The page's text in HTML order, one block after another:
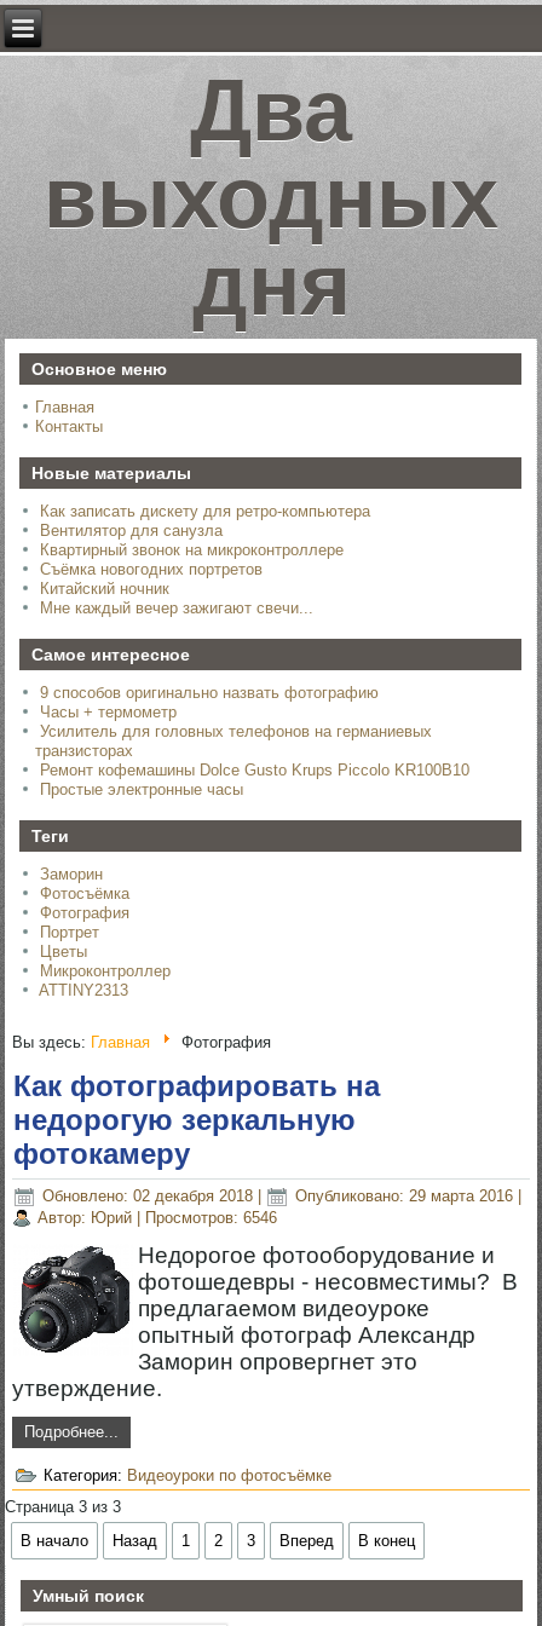
Два
выходных
дня
Основное меню
Главная
Контакты
Новые материалы
Как записать дискету для ретро-компьютера
Вентилятор для санузла
Квартирный звонок на микроконтроллере
Съёмка новогодних портретов
Китайский ночник
Мне каждый вечер зажигают свечи...
Самое интересное
9 способов оригинально назвать фотографию
Часы + термометр
Усилитель для головных телефонов на германиевых
транзисторах
Ремонт кофемашины Dolce Gusto Krups Piccolo KR100B10
Простые электронные часы
Теги
Заморин
Фотосъёмка
Фотография
Портрет
Цветы
Микроконтроллер
ATTINY2313
Вы здесь: Главная Фотография
Как фотографировать на
недорогую зеркальную
фотокамеру
Обновлено: 02 декабря 2018 Опубликовано: 29 марта 2016
Автор: Юрий
Просмотров: 6546
Недорогое фотооборудование и
фотошедевры - несовместимы? В
предлагаемом видеоуроке
опытный фотограф Александр
Заморин опровергнет это
утверждение.
Подробнее...
Категория: Видеоуроки по фотосъёмке
Страница 3 из 3
В начало
Назад 1 2 3 Вперед В конец
Умный поиск